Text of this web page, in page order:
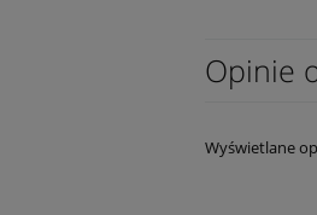
Opinie
Wyświetlane